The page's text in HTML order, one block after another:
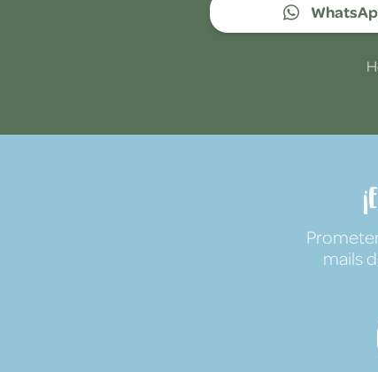
mails